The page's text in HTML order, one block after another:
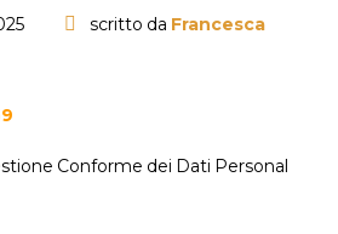
scritto da Francesca
Conforme dei Dati Personal